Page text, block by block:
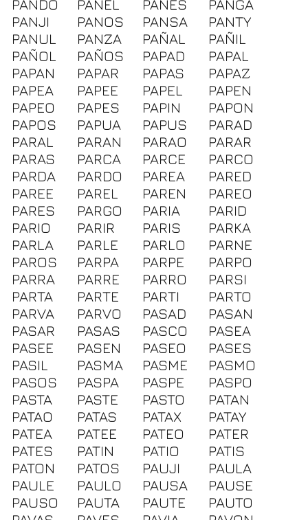
PANDO
PANEL PANES
PANGA
PANJI
PANOS PANSA
PANTY
PANUL
PANZA PAÑAL
PAÑIL
PAÑOL
PAÑOS PAPAD
PAPAL
PAPAN
PAPAR PAPAS
PAPAZ
PAPEA
PAPEE PAPEL
PAPEN
PAPEO
PAPES PAPIN
PAPON
PAPOS
PAPUA PAPUS
PARAD
PARAL
PARAN PARAO
PARAR
PARAS
PARCA PARCE
PARCO
PARDA
PARDO PAREA
PARED
PAREE
PAREL PAREN
PAREO
PARES
PARGO PARIA
PARID
PARIO
PARIR PARIS
PARKA
PARLA
PARLE PARLO
PARNE
PAROS
PARPA PARPE
PARPO
PARRA
PARRE PARRO
PARSI
PARTA
PARTE PARTI
PARTO
PARVA
PARVO PASAD
PASAN
PASAR
PASAS PASCO
PASEA
PASEE
PASEN PASEO
PASES
PASIL
PASMA PASME
PASMO
PASOS
PASPA PASPE
PASPO
PASTA
PASTE PASTO
PATAN
PATAO
PATAS PATAX
PATAY
PATEA
PATEE PATEO
PATER
PATES
PATIN PATIO
PATIS
PATON
PATOS PAUJI
PAULA
PAULE
PAULO PAUSA
PAUSE
PAUSO
PAUTA PAUTE
PAUTO